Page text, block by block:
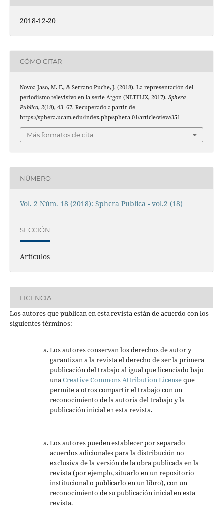
2018-12-20
CÓMO CITAR
Novoa Jaso, M. F., & Serrano-Puche, J. (2018). La representación del
periodismo televisivo en la serie Argon (NETFLIX, 2017). Sphera
Publica, 2(18), 43–67. Recuperado a partir de
https://sphera.ucam.edu/index.php/sphera-01/article/view/351
Más formatos de cita
NÚMERO
Vol. 2 Núm. 18 (2018): Sphera Publica - vol.2 (18)
SECCIÓN
Artículos
LICENCIA
Los autores que publican en esta revista están de acuerdo con los
siguientes términos:
Los autores conservan los derechos de autor y
garantizan a la revista el derecho de ser la primera
publicación del trabajo al igual que licenciado bajo
unaCreative Commons Attribution Licenseque
permite a otros compartir el trabajo con un
reconocimiento de la autoría del trabajo y la
publicación inicial en esta revista.
Los autores pueden establecer por separado
acuerdos adicionales para la distribución no
exclusiva de la versión de la obra publicada en la
revista (por ejemplo, situarlo en un repositorio
institucional o publicarlo en un libro), con un
reconocimiento de su publicación inicial en esta
revista.